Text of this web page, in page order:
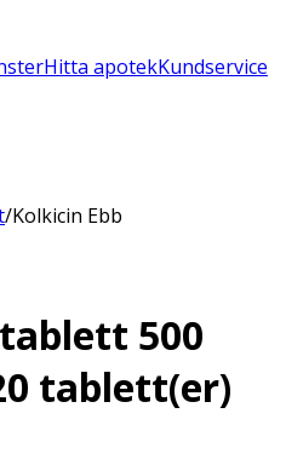
Hitta apotekKundservice
/Kolkicin Ebb
500
tablett(er)